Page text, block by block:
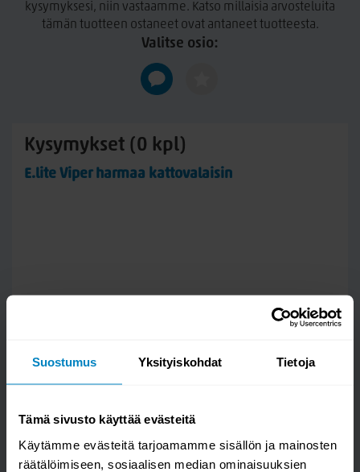
Suostumus Yksityiskohdat Tietoja
Tämä sivusto käyttää evästeitä
Käytämme evästeitä tarjoamamme sisällön ja mainosten
räätälöimiseen, sosiaalisen median ominaisuuksien
kysymyksesi, niin vastaamme. Katso millaisia arvosteluita
tämän tuotteen ostaneet ovat antaneet tuotteesta.
Valitse osio:
Kysymykset (0 kpl)
E.lite Viper harmaa kattovalaisin